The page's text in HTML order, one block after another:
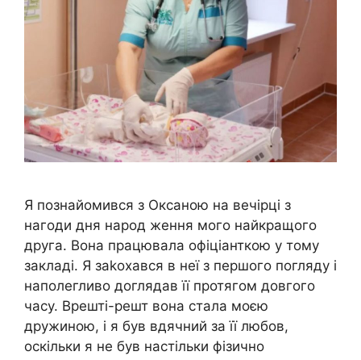
Я познайомився з Оксаною на вечірці з
нагоди дня народ ження мого найкращого
друга. Вона працювала офіціанткою у тому
закладі. Я заkохався в неї з першого погляду і
наполегливо доглядав її протягом довгого
часу. Врешті-решт вона стала моєю
дружиною, і я був вдячний за її любов,
оскільки я не був настільки фізично